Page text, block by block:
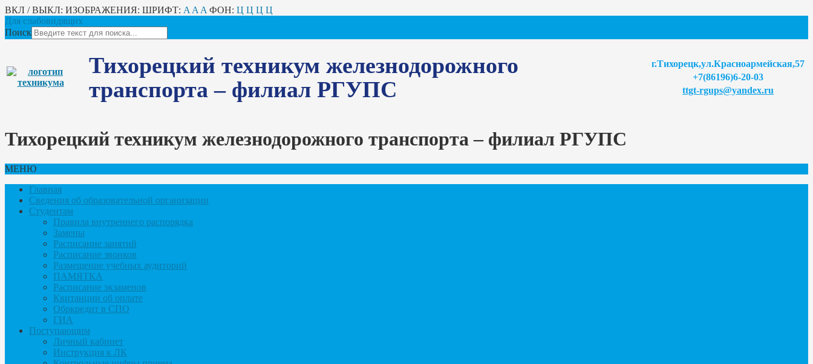
ВКЛ / ВЫКЛ: ИЗОБРАЖЕНИЯ: ШРИФТ: A A A ФОН: Ц Ц Ц Ц
Для слабовидящих
Поиск
Тихорецкий техникум железнодорожного
транспорта – филиал РГУПС
г.Тихорецк,ул.Красноармейская,57
+7(86196)6-20-03
ttgt-rgups@yandex.ru
Тихорецкий техникум железнодорожного транспорта – филиал РГУПС
МЕНЮ
Главная
Сведения об образовательной организации
Студентам
Правила внутреннего распорядка
Замены
Расписание занятий
Расписание звонков
Размещение учебных аудиторий
ПАМЯТКА
Расписание экзаменов
Квитанции об оплате
Обркредит в СПО
ГИА
Поступающим
Личный кабинет
Инструкция к ЛК